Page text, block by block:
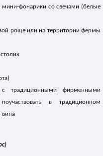
мини-фонарики со свечами (белые
роще или на территории фермы
традиционными фирменными
в традиционном
вина